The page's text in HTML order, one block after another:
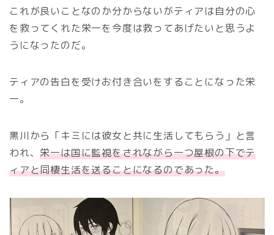
これが良いことなのか分からないがティアは自分の心
を救ってくれた栄一を今度は救ってあげたいと思うよ
うになったのだ。
ティアの告白を受けお付き合いをすることになった栄
一。
黒川から「キミには彼女と共に生活してもらう」と言
われ、栄一は国に監視をされながら一つ屋根の下でテ
ィアと同棲生活を送ることになるのであった。